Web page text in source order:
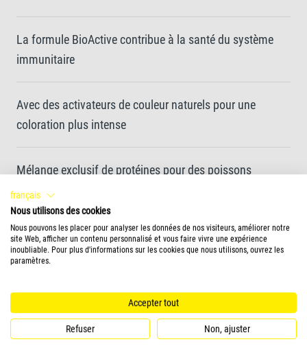
La formule BioActive contribue à la santé du système
immunitaire
Avec des activateurs de couleur naturels pour une
coloration plus intense
Mélange exclusif de protéines pour des poissons
robustes, en bonne santé et pleins de vitalité
Mini-flocons très digestes et faciles à ingérer pour une
eau propre et de meilleure qualité
Recette exclusive et ingrédients de qualité supérieure
sans colorants ni conservateurs ajoutés pour une
croissance optimale
français
Nous utilisons des cookies
Nous pouvons les placer pour analyser les données de nos visiteurs, améliorer notre
site Web, afficher un contenu personnalisé et vous faire vivre une expérience
inoubliable. Pour plus d'informations sur les cookies que nous utilisons, ouvrez les
paramètres.
Accepter tout
Refuser Non, ajuster